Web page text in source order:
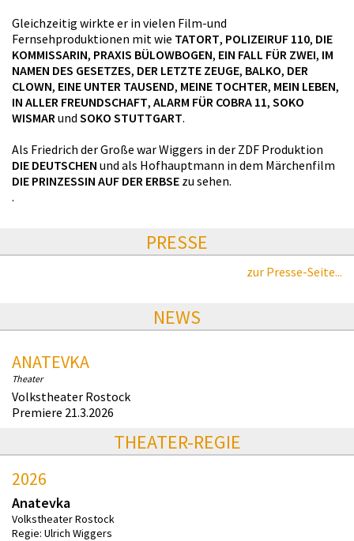
Gleichzeitig wirkte er in vielen Film-und
Fernsehproduktionen mit wie TATORT, POLIZEIRUF 110, DIE
KOMMISSARIN, PRAXIS BÜLOWBOGEN, EIN FALL FÜR ZWEI, IM
NAMEN DES GESETZES, DER LETZTE ZEUGE, BALKO, DER
CLOWN, EINE UNTER TAUSEND, MEINE TOCHTER, MEIN LEBEN,
IN ALLER FREUNDSCHAFT, ALARM FÜR COBRA 11, SOKO
WISMAR und SOKO STUTTGART.
Als Friedrich der Große war Wiggers in der ZDF Produktion
DIE DEUTSCHEN und als Hofhauptmann in dem Märchenfilm
DIE PRINZESSIN AUF DER ERBSE zu sehen.
.
PRESSE
zur Presse-Seite...
NEWS
ANATEVKA
Theater
Volkstheater Rostock
Premiere 21.3.2026
THEATER-REGIE
2026
Anatevka
Volkstheater Rostock
Regie: Ulrich Wiggers